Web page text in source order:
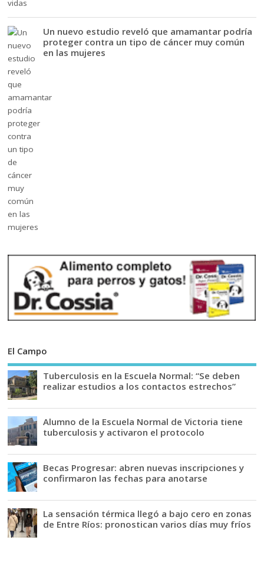
Un nuevo estudio reveló que amamantar podría
proteger contra un tipo de cáncer muy común
en las mujeres
El Campo
Tuberculosis en la Escuela Normal: “Se deben
realizar estudios a los contactos estrechos”
Alumno de la Escuela Normal de Victoria tiene
tuberculosis y activaron el protocolo
Becas Progresar: abren nuevas inscripciones y
confirmaron las fechas para anotarse
La sensación térmica llegó a bajo cero en zonas
de Entre Ríos: pronostican varios días muy fríos